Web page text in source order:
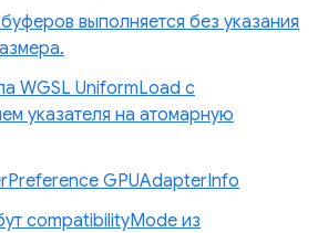
выполняется без указания
WGSL UniformLoad с
указателя на атомарную
GPUAdapterInfo
compatibilityMode из